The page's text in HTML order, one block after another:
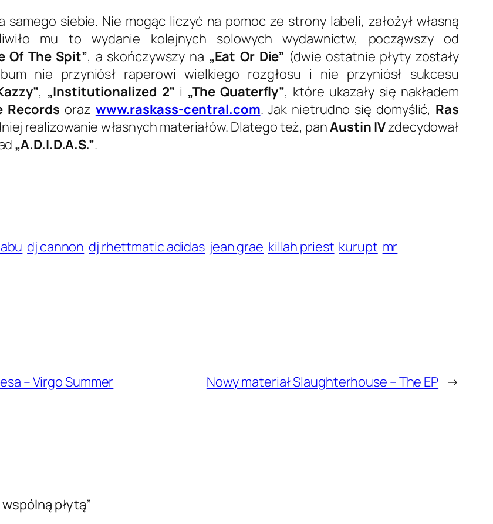
siebie. Nie mogąc liczyć na pomoc ze strony labeli, założył własną
mu to wydanie kolejnych solowych wydawnictw, począwszy od
Of The Spit”, a skończywszy na „Eat Or Die” (dwie ostatnie płyty zostały
nie przyniósł raperowi wielkiego rozgłosu i nie przyniósł sukcesu
, „Institutionalized 2” i „The Quaterfly”, które ukazały się nakładem
Records oraz www.raskass-central.com. Jak nietrudno się domyślić, Ras
realizowanie własnych materiałów. Dlatego też, panAustin IVzdecydował
„A.D.I.D.A.S.”.
dj cannon dj rhettmatic adidas jean grae killah priest kurupt mr
– Virgo Summer Nowy materiał Slaughterhouse – The EP →
płytą”